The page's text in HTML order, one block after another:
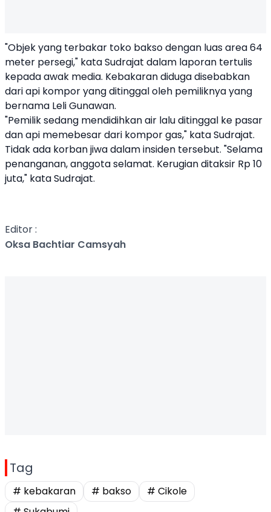
"Objek yang terbakar toko bakso dengan luas area 64
meter persegi," kata Sudrajat dalam laporan tertulis
kepada awak media. Kebakaran diduga disebabkan
dari api kompor yang ditinggal oleh pemiliknya yang
bernama Leli Gunawan.
"Pemilik sedang mendidihkan air lalu ditinggal ke pasar
dan api memebesar dari kompor gas," kata Sudrajat.
Tidak ada korban jiwa dalam insiden tersebut. "Selama
penanganan, anggota selamat. Kerugian ditaksir Rp 10
juta," kata Sudrajat.
Editor :
Oksa Bachtiar Camsyah
Tag
# kebakaran # bakso
# Cikole